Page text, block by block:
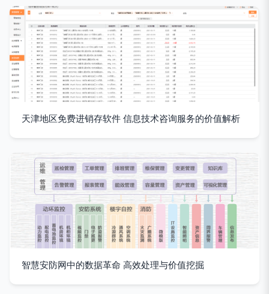
天津地区免费进销存软件 信息技术咨询服务的价值解析
智慧安防网中的数据革命 高效处理与价值挖掘